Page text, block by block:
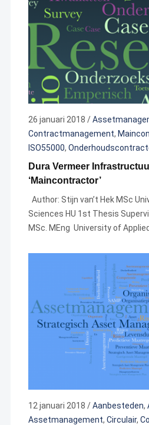
26 januari 2018 /
Contractmanagement,
ISO55000,
Dura Vermeer
‘Maincontractor’
Author: Stijn van’t Hek MSc
Sciences HU 1st Thesis
MSc. MEng University of
12 januari 2018 /Aanbesteden,
Assetmanagement, Circulair,